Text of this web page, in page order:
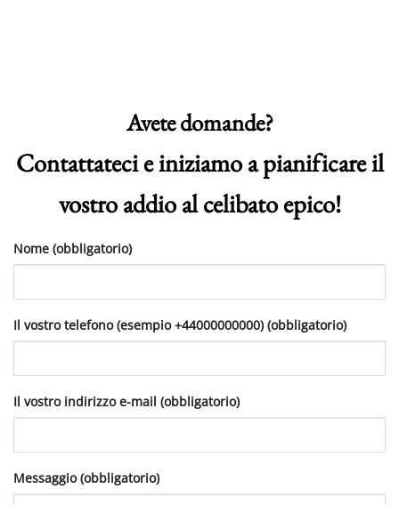
Avete domande?
Contattateci e iniziamo a pianificare il
vostro addio al celibato epico!
Nome (obbligatorio)
Il vostro telefono (esempio +44000000000) (obbligatorio)
Il vostro indirizzo e-mail (obbligatorio)
Messaggio (obbligatorio)